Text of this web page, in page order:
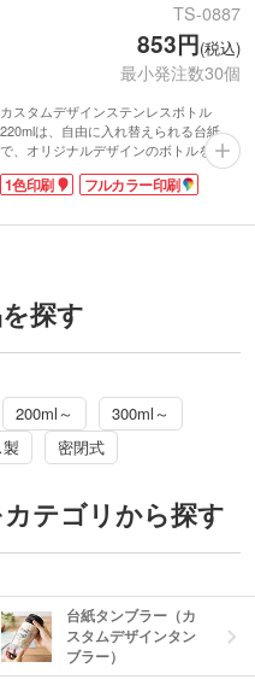
TS-0887
853円(税込)
最小発注数30個
カスタムデザインステンレスボトル
220mlは、自由に入れ替えられる台紙
で、オリジナルデザインのボトルを作れ
ます。お好みの写真やイラストでグッと
アピール力が高まり、アーティスト物販
ステンレス2層で保冷温性も高く、錆び
サイズ違いで350mlもあります。
1色印刷 フルカラー印刷
探す
200ml～
300ml～
密閉式
テゴリから探す
台紙タンブラー（カ
スタムデザインタン
ブラー）